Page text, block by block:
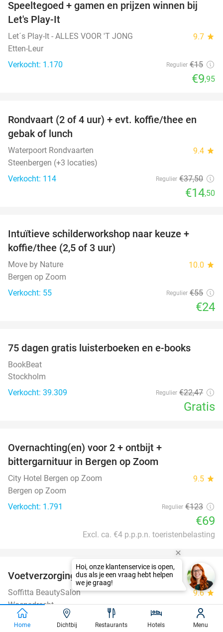
34%
Speeltegoed + gamen en prijzen winnen bij
Let's Play-It
Let´s Play-It - ALLES VOOR 'T JONG 9.7 star
Etten-Leur
Verkocht: 1.170
Regulier €15
€9,95
61%
Rondvaart (2 of 4 uur) + evt. koffie/thee en
gebak of lunch
Waterpoort Rondvaarten 9.4 star
Steenbergen (+3 locaties)
Verkocht: 114
Regulier €37,50
€14,50
Intuïtieve schilderworkshop naar keuze +
koffie/thee (2,5 of 3 uur)
Move by Nature 10.0 star
Bergen op Zoom
Verkocht: 55
Regulier €55
€24
75 dagen gratis luisterboeken en e-books
BookBeat
Stockholm
Verkocht: 39.309
Regulier €22,47
Gratis
Overnachting(en) voor 2 + ontbijt +
bittergarnituur in Bergen op Zoom
City Hotel Bergen op Zoom 9.5 star
Bergen op Zoom
Verkocht: 1.791
Regulier €123
€69
Excl. ca. €4 p.p.p.n. toeristenbelasting
53%
Voetverzorging + nagellak (45 min)
Soffitta BeautySalon 9.6star
Woensdrecht
Verkocht: 30
€35
Home Dichtbij Restaurants Hotels Menu
Hoi, onze klantenservice is open,
dus als je een vraag hebt helpen
we je graag!